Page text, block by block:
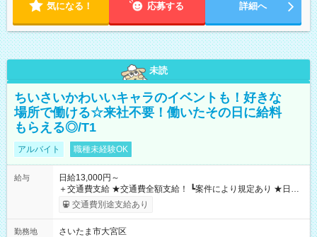
気になる！ 応募する 詳細へ
未読
ちいさいかわいいキャラのイベントも！好きな
場所で働ける☆来社不要！働いたその日に給料
もらえる◎/T1
アルバイト 職種未経験OK
給与
日給13,000円～
＋交通費支給 ★交通費全額支給！ ┗案件により規定あり ★日払
いOK！（規定あり） ┗働いたその日に現金GET♪ お仕事後はコ
ンビニATMから 日払い分を引き落とせます！ 【試用期間】試
交通費別途支給あり
勤務地
さいたま市大宮区